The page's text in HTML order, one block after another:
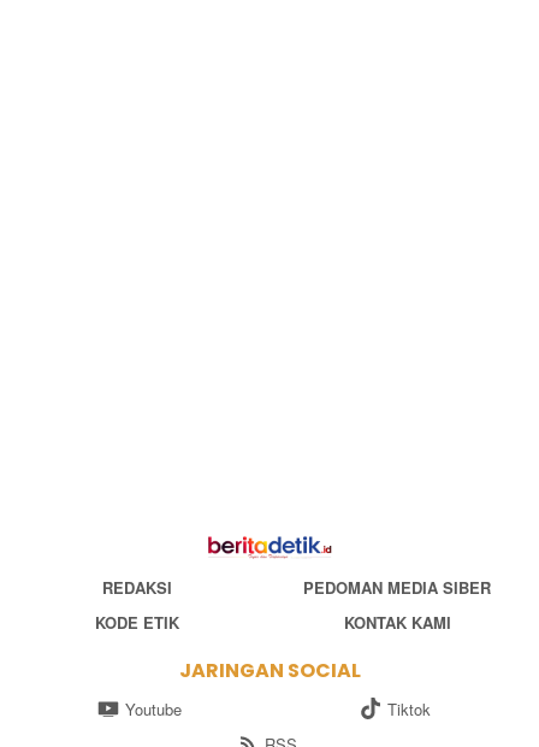
REDAKSI
PEDOMAN MEDIA SIBER
KODE ETIK
KONTAK KAMI
JARINGAN SOCIAL
Youtube
Tiktok